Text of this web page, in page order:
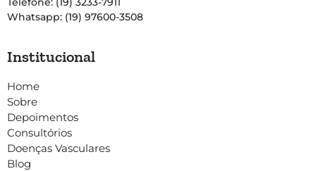
Whatsapp: (19) 97600-3508
Institucional
Home
Sobre
Depoimentos
Consultórios
Doenças Vasculares
Blog